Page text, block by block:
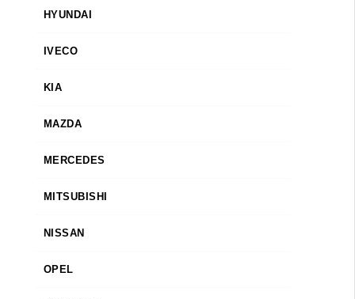
HYUNDAI
IVECO
KIA
MAZDA
MERCEDES
MITSUBISHI
NISSAN
OPEL